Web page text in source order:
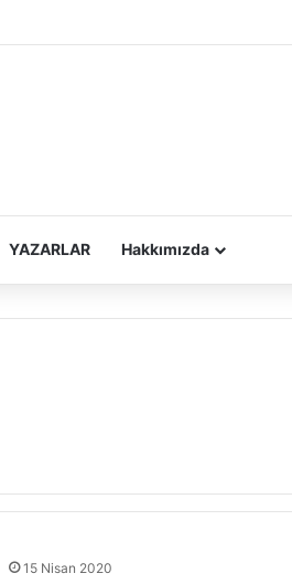
YAZARLAR Hakkımızda
15 Nisan 2020